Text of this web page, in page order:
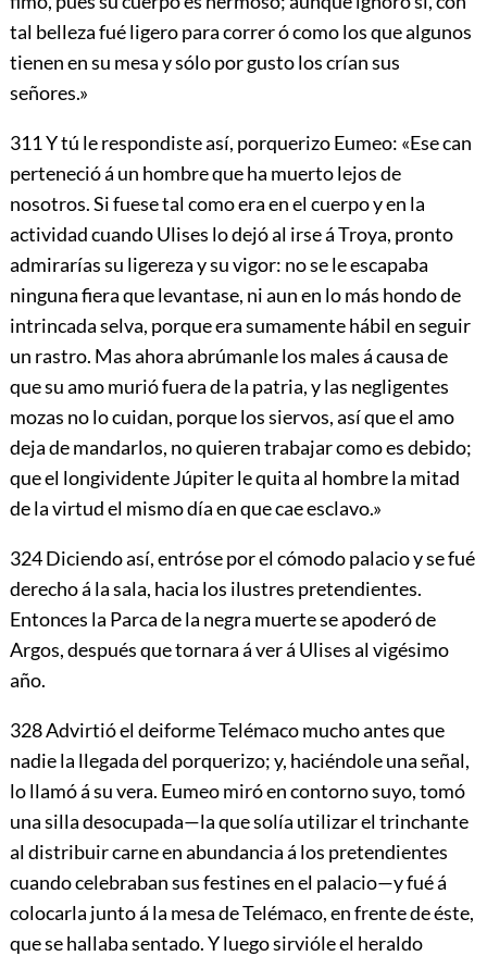
tal belleza fué ligero para correr ó como los que algunos
tienen en su mesa y sólo por gusto los crían sus
señores.»
311Y tú le respondiste así, porquerizo Eumeo: «Ese can
perteneció á un hombre que ha muerto lejos de
nosotros. Si fuese tal como era en el cuerpo y en la
actividad cuando Ulises lo dejó al irse á Troya, pronto
admirarías su ligereza y su vigor: no se le escapaba
ninguna fiera que levantase, ni aun en lo más hondo de
intrincada selva, porque era sumamente hábil en seguir
un rastro. Mas ahora abrúmanle los males á causa de
que su amo murió fuera de la patria, y las negligentes
mozas no lo cuidan, porque los siervos, así que el amo
deja de mandarlos, no quieren trabajar como es debido;
que el longividente Júpiter le quita al hombre la mitad
de la virtud el mismo día en que cae esclavo.»
324Diciendo así, entróse por el cómodo palacio y se fué
derecho á la sala, hacia los ilustres pretendientes.
Entonces la Parca de la negra muerte se apoderó de
Argos, después que tornara á ver á Ulises al vigésimo
año.
328Advirtió el deiforme Telémaco mucho antes que
nadie la llegada del porquerizo; y, haciéndole una señal,
lo llamó á su vera. Eumeo miró en contorno suyo, tomó
una silla desocupada—la que solía utilizar el trinchante
al distribuir carne en abundancia á los pretendientes
cuando celebraban sus festines en el palacio—y fué á
colocarla junto á la mesa de Telémaco, en frente de éste,
que se hallaba sentado. Y luego sirvióle el heraldo